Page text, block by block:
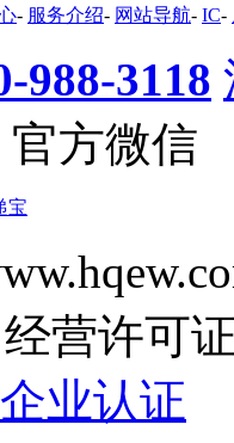
- 服务介绍- 网站导航- IC-
988-3118
官方微信
宝
经营许可
业认证